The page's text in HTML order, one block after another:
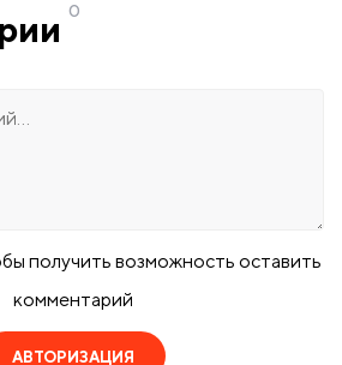
0
получить возможность оставить
комментарий
АВТОРИЗАЦИЯ